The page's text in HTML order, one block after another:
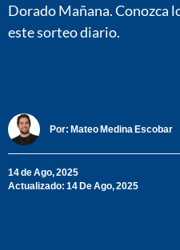
Dorado Mañana. Conozca
este sorteo diario.
Por: Mateo Medina Escobar
14 de Ago, 2025
Actualizado: 14 De Ago, 2025